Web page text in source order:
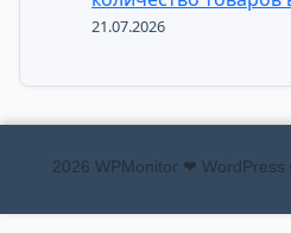
21.07.2026
2026 WPMonitor ❤